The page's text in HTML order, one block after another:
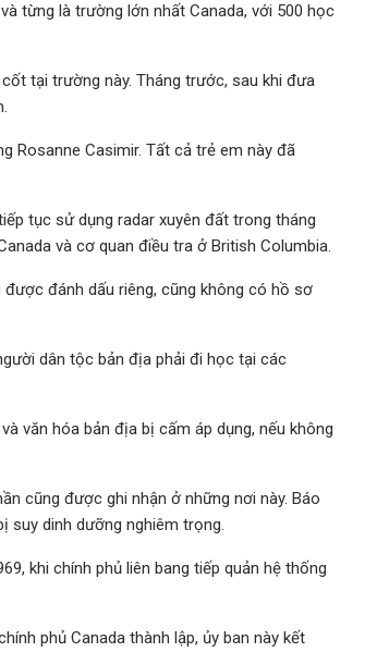
từng là trường lớn nhất Canada, với 500 học
tại trường này. Tháng trước, sau khi đưa
Rosanne Casimir. Tất cả trẻ em này đã
tục sử dụng radar xuyên đất trong tháng
và cơ quan điều tra ở British Columbia.
đánh dấu riêng, cũng không có hồ sơ
dân tộc bản địa phải đi học tại các
văn hóa bản địa bị cấm áp dụng, nếu không
cũng được ghi nhận ở những nơi này. Báo
suy dinh dưỡng nghiêm trọng.
khi chính phủ liên bang tiếp quản hệ thống
phủ Canada thành lập, ủy ban này kết